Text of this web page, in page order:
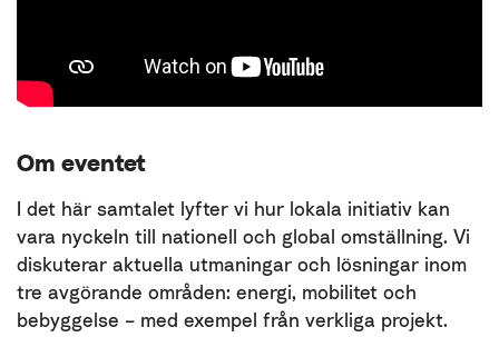
Om eventet
I det här samtalet lyfter vi hur lokala initiativ kan
vara nyckeln till nationell och global omställning. Vi
diskuterar aktuella utmaningar och lösningar inom
tre avgörande områden: energi, mobilitet och
bebyggelse – med exempel från verkliga projekt.